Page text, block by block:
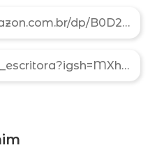
https://www.amazon.com.br/dp/B0D2LWXZQ3?linkCode=ssc&tag=onamzjemimago-20&creativeASIN=B0D2LWXZQ3&asc_item-id=amzn1.ideas.3W28GIITGH36U&ref_=cm_sw_r_apann_aipsflist_aipsfjemimagomes_TKVYVHM47YG0N3RX2ZBX_asin
@jemimagomes_escritora?igsh=MXh3cGVpaW9xaDJ2Ng==